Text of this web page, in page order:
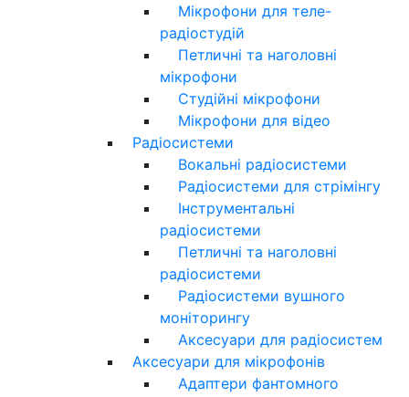
Мікрофони для теле-
радіостудій
Петличні та наголовні
мікрофони
Студійні мікрофони
Мікрофони для відео
Радіосистеми
Вокальні радіосистеми
Радіосистеми для стрімінгу
Інструментальні
радіосистеми
Петличні та наголовні
радіосистеми
Радіосистеми вушного
моніторингу
Аксесуари для радіосистем
Аксесуари для мікрофонів
Адаптери фантомного